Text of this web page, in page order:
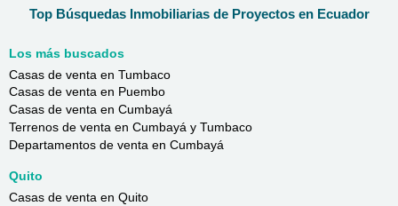
Top Búsquedas Inmobiliarias de Proyectos en Ecuador
Los más buscados
Casas de venta en Tumbaco
Casas de venta en Puembo
Casas de venta en Cumbayá
Terrenos de venta en Cumbayá y Tumbaco
Departamentos de venta en Cumbayá
Quito
Casas de venta en Quito